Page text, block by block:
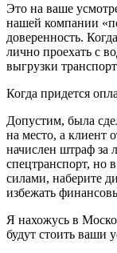
Это на ваше
нашей компании
доверенность.
лично проехать с
выгрузки
Когда придется
Допустим, была
на место, а клиент
начислен штраф за
спецтранспорт, но
силами, наберите
избежать
Я нахожусь в
будут стоить ваши